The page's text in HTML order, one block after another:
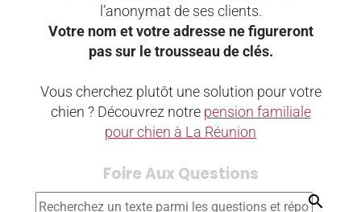
l’anonymat de ses clients.
Votre nom et votre adresse ne figureront
pas sur le trousseau de clés.
Vous cherchez plutôt une solution pour votre
chien ? Découvrez notre pension familiale
pour chien à La Réunion
Foire Aux Questions
search